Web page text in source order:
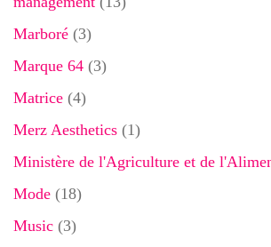
Marboré (3)
Marque 64 (3)
Matrice (4)
Merz Aesthetics (1)
Ministère de l'Agriculture et de
Mode (18)
Music (3)